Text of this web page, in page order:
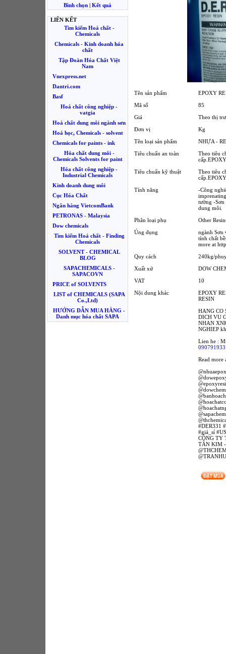
Bình chọn | Kết quả
LIÊN KẾT
Tìm kiếm Hoá chất -
Chemicals
Chemicals - Kinh doanh hóa
chất
Tập Đoàn Hóa Chất Việt
Nam
Vnexpress.net
Dantri.com
Basf
Hoá chất công nghiệp -
vatgia
Hoá chất dung môi ngành sơn
Hoá học, Chemicals - solvent
Chemicals for paints - ink
Hóa chất dung môi -
Chemicals Solvents for paint
Hóa chất công nghiệp -
Industrial Chemicals
Kinh doanh dung môi
Cục Hóa Chất
Ngân hàng VietcomBank
PETRONAS - Malaysia
Dow chemicals
Tìm kiếm Hoá chất - Finding
Chemicals
SOLVENT - CHEMICAL
BLOG
SAPACHEMICALS -
SAPACOVN
PRICE of SOLVENTS
LIST of CHEMICALS (SAPA
Co.,Ltd)
HƯỚNG DẪN MUA HÀNG -
Danh mục hóa chất SAPA
Tên sản phẩm
EPOXY
Mã số
85
Giá
Theo thị
Đơn vị
Kg
Tên loại sản phẩm
NHỰA -
Tiêu chuẩn an toàn
Theo tiêu
Tiêu chuẩn kỹ thuật
Theo tiêu
Tính năng
-Công
tường -Sơn
dung môi.
Phân loại phụ
Other
Úng dụng
ngành Sơn
tính chất
more at
Quy cách
240kg/
Xuất xứ
DOW
VAT
10
Nội dung khác
EPOXY
RESIN
HANG CO
DICH VU
NHAN
NGHIEP
Lien he :
Read more
#DER331
#giá_sỉ
CÔNG TY
TÂN KIM -